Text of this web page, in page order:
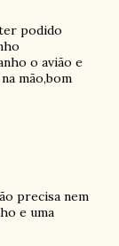
podido
o avião e
mão,bom
precisa nem
e uma